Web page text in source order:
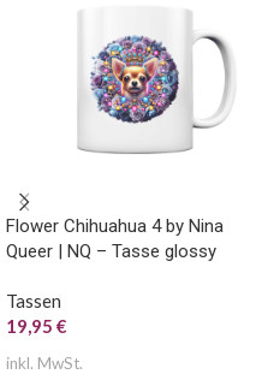
Flower Chihuahua 4 by Nina
Queer | NQ – Tasse glossy
Tassen
19,95 €
inkl. MwSt.